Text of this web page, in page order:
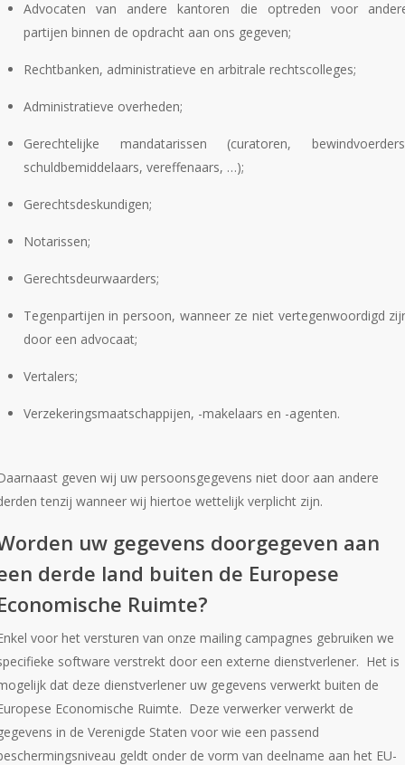
Advocaten van andere kantoren die optreden voor
partijen binnen de opdracht aan ons gegeven;
Rechtbanken, administratieve en arbitrale rechtscolleges;
Administratieve overheden;
Gerechtelijke mandatarissen (curatoren,
schuldbemiddelaars, vereffenaars, …);
Gerechtsdeskundigen;
Notarissen;
Gerechtsdeurwaarders;
Tegenpartijen in persoon, wanneer ze niet vertegenwoordigd
door een advocaat;
Vertalers;
Verzekeringsmaatschappijen, -makelaars en -agenten.
geven wij uw persoonsgegevens niet door aan andere
tenzij wanneer wij hiertoe wettelijk verplicht zijn.
uw gegevens doorgegeven aan
derde land buiten de Europese
Ruimte?
voor het versturen van onze mailing campagnes gebruiken we
software verstrekt door een externe dienstverlener. Het is
dat deze dienstverlener uw gegevens verwerkt buiten de
Economische Ruimte. Deze verwerker verwerkt de
in de Verenigde Staten voor wie een passend
geldt onder de vorm van deelname aan het EU-